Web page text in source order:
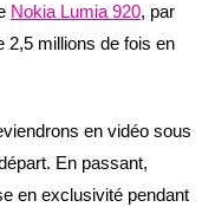
Nokia Lumia 920, par
2,5 millions de fois en
en vidéo sous
En passant,
en exclusivité pendant